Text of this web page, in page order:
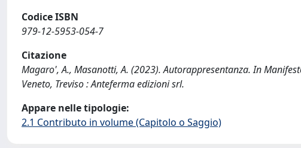
Codice ISBN
979-12-5953-054-7
Citazione
Magaro', A., Masanotti, A. (2023). Autorappresentanza. In
Veneto, Treviso : Anteferma edizioni srl.
Appare nelle tipologie:
2.1 Contributo in volume (Capitolo o Saggio)